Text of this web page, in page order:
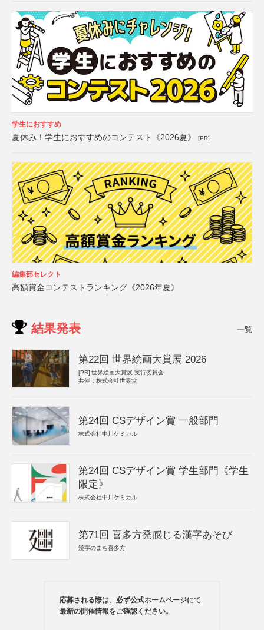
学生におすすめ
夏休み！学生におすすめのコンテスト《2026夏》 [PR]
編集部セレクト
高額賞金コンテストランキング《2026年夏》
結果発表 一覧
第22回 世界絵画大賞展 2026
[PR] 世界絵画大賞展 実行委員会
共催：株式会社世界堂
第24回 CSデザイン賞 一般部門
株式会社中川ケミカル
第24回 CSデザイン賞 学生部門《学生
限定》
株式会社中川ケミカル
第71回 喜多方発感じる漢字あそび
漢字のまち喜多方
応募される際は、必ず公式ホームページにて
最新の開催情報をご確認ください。